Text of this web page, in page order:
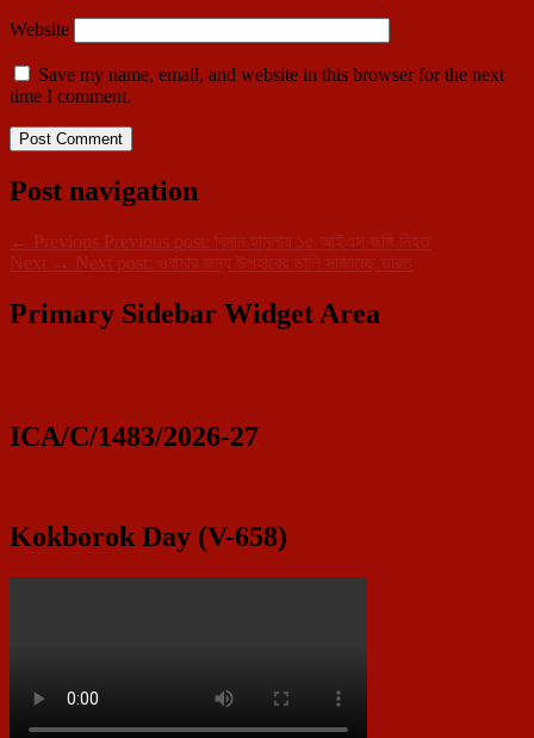
Website
Save my name, email, and website in this browser for the next
time I comment.
Post navigation
← Previous Previous post:
বিমান হামলায় ১৫ আইএস জঙ্গি নিহত
Next → Next post: ওবামার জন্য উপহারের ডালি সাজাচ্ছে ভারত
Primary Sidebar Widget Area
ICA/C/1483/2026-27
Kokborok Day (V-658)